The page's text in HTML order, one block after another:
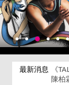
最新消息
《
陳柏